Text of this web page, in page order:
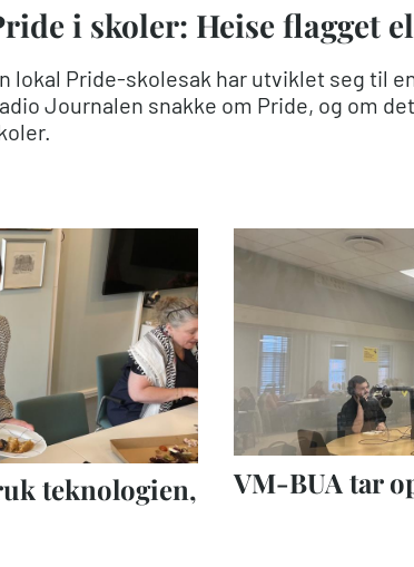
i skoler: Heise flagget
lokal Pride-skolesak har utviklet seg til
Journalen snakke om Pride, og om
teknologien,
VM-BUA tar